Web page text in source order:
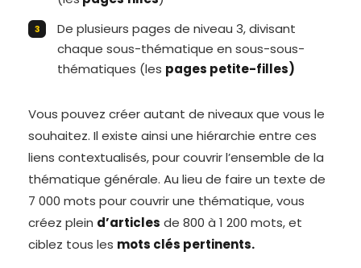
De plusieurs pages de niveau 3, divisant
chaque sous-thématique en sous-sous-
thématiques (les pages petite-filles)
Vous pouvez créer autant de niveaux que vous le
souhaitez. Il existe ainsi une hiérarchie entre ces
liens contextualisés, pour couvrir l’ensemble de la
thématique générale. Au lieu de faire un texte de
7 000 mots pour couvrir une thématique, vous
créez plein d’articles de 800 à 1 200 mots, et
ciblez tous les mots clés pertinents.